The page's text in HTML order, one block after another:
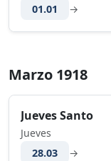
01.01
→
Marzo 1918
Jueves Santo
Jueves
28.03
→